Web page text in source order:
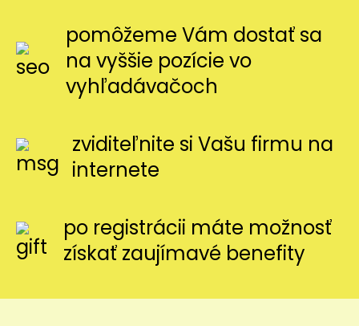
pomôžeme Vám dostať sa
na vyššie pozície vo
vyhľadávačoch
zviditeľnite si Vašu firmu na
internete
po registrácii máte možnosť
získať zaujímavé benefity